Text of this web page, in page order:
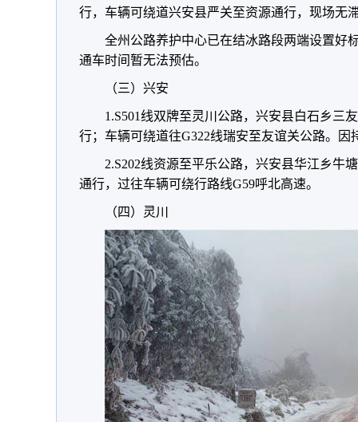
行，车辆可绕道兴安县严关至资源通行，现场无
全州公路养护中心已在结冰路段两端设置好
通车时间暂无法预估。
（三）兴安
1.S501线双牌至灵川公路，兴安县白石乡三
行；车辆可绕道往G322线瑞安至友谊关公路。
2.S202线资源至平乐公路，兴安县华江乡牛
通行，过往车辆可绕行路线G59呼北高速。
（四）灵川